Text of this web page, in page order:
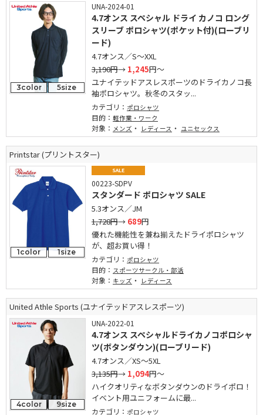
3color 5size
UNA-2024-01
4.7オンス スペシャル ドライ カノコ ロング
スリーブ ポロシャツ(ポケット付)(ローブリ
ード)
4.7オンス／S～XXL
3,190円→ 1,245円～
ユナイテッドアスレスポーツのドライカノコ長
袖ポロシャツ。秋冬のスタッ...
カテゴリ： ポロシャツ
目的： 軽作業・ワーク
対象： メンズ ・ レディース ・ ユニセックス
Printstar (プリントスター)
1color 1size
SALE
00223-SDPV
スタンダード ポロシャツ SALE
5.3オンス／JM
1,728円→ 689円
優れた機能性を兼ね揃えたドライポロシャツ
が、超お買い得！
カテゴリ： ポロシャツ
目的： スポーツサークル・部活
対象： キッズ ・ レディース
United Athle Sports (ユナイテッドアスレスポーツ)
4color 9size
UNA-2022-01
4.7オンス スペシャルドライカノコポロシャ
ツ(ボタンダウン)(ローブリード)
4.7オンス／XS～5XL
3,135円→ 1,094円～
ハイクオリティなボタンダウンのドライポロ！
イベント用ユニフォームに最...
カテゴリ： ポロシャツ